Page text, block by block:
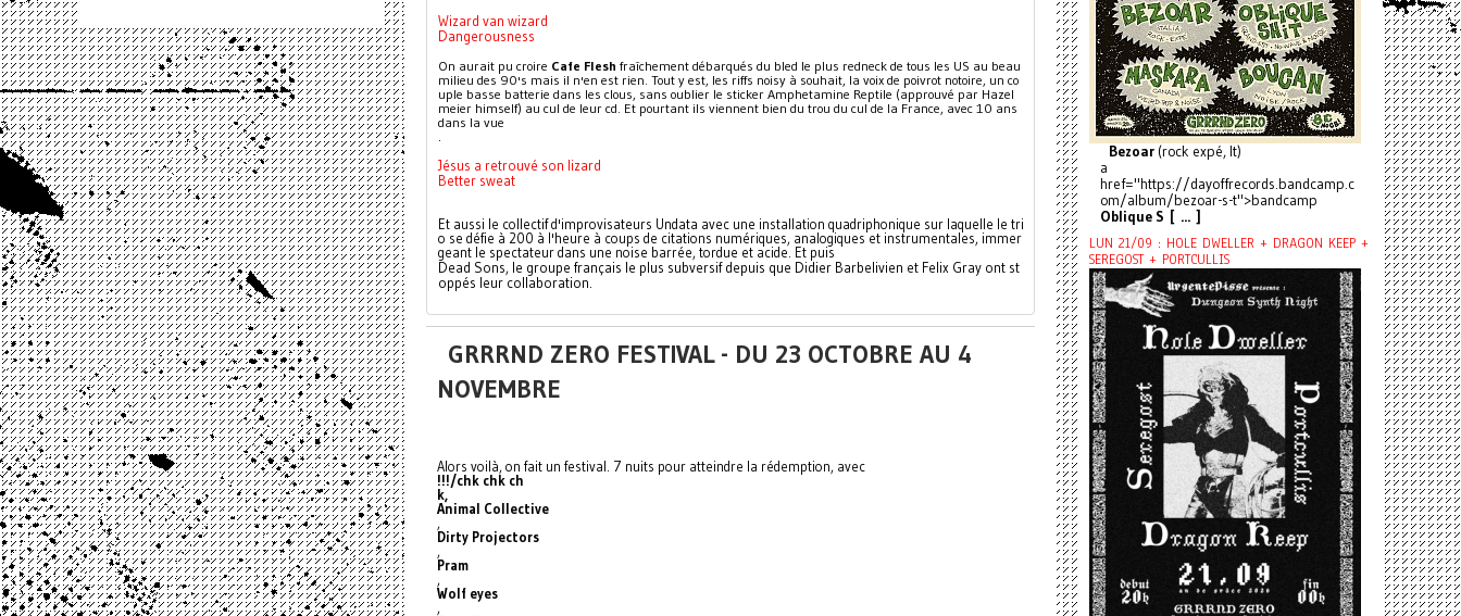
Wizard van wizard
Dangerousness
On aurait pu croire Cafe Flesh fraîchement débarqués du bled le plus redneck de tous les US au beau
milieu des 90's mais il n'en est rien. Tout y est, les riffs noisy à souhait, la voix de poivrot notoire, un co
uple basse batterie dans les clous, sans oublier le sticker Amphetamine Reptile (approuvé par Hazel
meier himself) au cul de leur cd. Et pourtant ils viennent bien du trou du cul de la France, avec 10 ans
dans la vue
Jésus a retrouvé son lizard
Better sweat
Et aussi le collectif d'improvisateurs Undata avec une installation quadriphonique sur laquelle le tri
o se défie à 200 à l'heure à coups de citations numériques, analogiques et instrumentales, immer
geant le spectateur dans une noise barrée, tordue et acide. Et puis
Dead Sons, le groupe français le plus subversif depuis que Didier Barbelivien et Felix Gray ont st
oppés leur collaboration.
GRRRND ZERO FESTIVAL - DU 23 OCTOBRE AU 4
NOVEMBRE
Alors voilà, on fait un festival. 7 nuits pour atteindre la rédemption, avec
!!!/chk chk ch
k,
Animal Collective
,
Dirty Projectors
,
Pram
,
Wolf eyes
,
Bezoar (rock expé, It)
a
href="https://dayoffrecords.bandcamp.c
om/album/bezoar-s-t">bandcamp
Oblique S [ ... ]
LUN 21/09 : HOLE DWELLER + DRAGON KEEP +
SEREGOST + PORTCULLIS